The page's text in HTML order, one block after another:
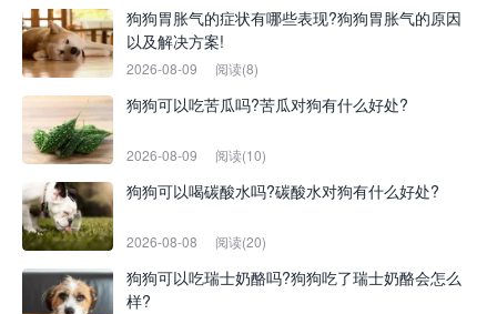
狗狗胃胀气的症状有哪些表现?狗狗胃胀气的原因
以及解决方案!
2026-08-09 阅读(8)
狗狗可以吃苦瓜吗?苦瓜对狗有什么好处?
2026-08-09 阅读(10)
狗狗可以喝碳酸水吗?碳酸水对狗有什么好处?
2026-08-08 阅读(20)
狗狗可以吃瑞士奶酪吗?狗狗吃了瑞士奶酪会怎么
样?